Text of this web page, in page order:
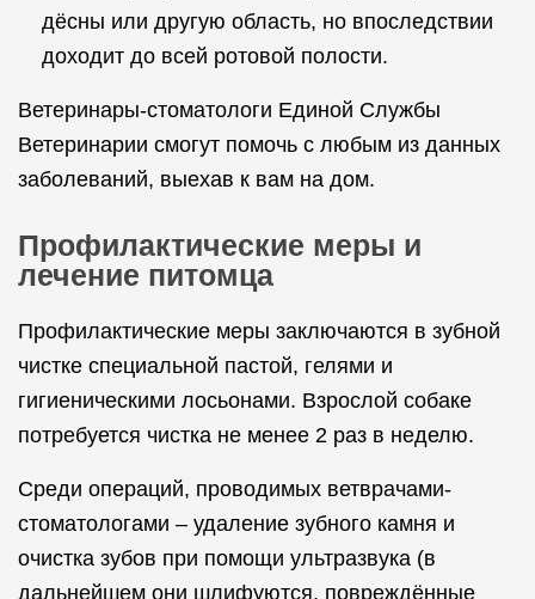
дёсны или другую область, но впоследствии
доходит до всей ротовой полости.
Ветеринары-стоматологи Единой Службы
Ветеринарии смогут помочь с любым из данных
заболеваний, выехав к вам на дом.
Профилактические меры и
лечение питомца
Профилактические меры заключаются в зубной
чистке специальной пастой, гелями и
гигиеническими лосьонами. Взрослой собаке
потребуется чистка не менее 2 раз в неделю.
Среди операций, проводимых ветврачами-
стоматологами – удаление зубного камня и
очистка зубов при помощи ультразвука (в
дальнейшем они шлифуются, повреждённые